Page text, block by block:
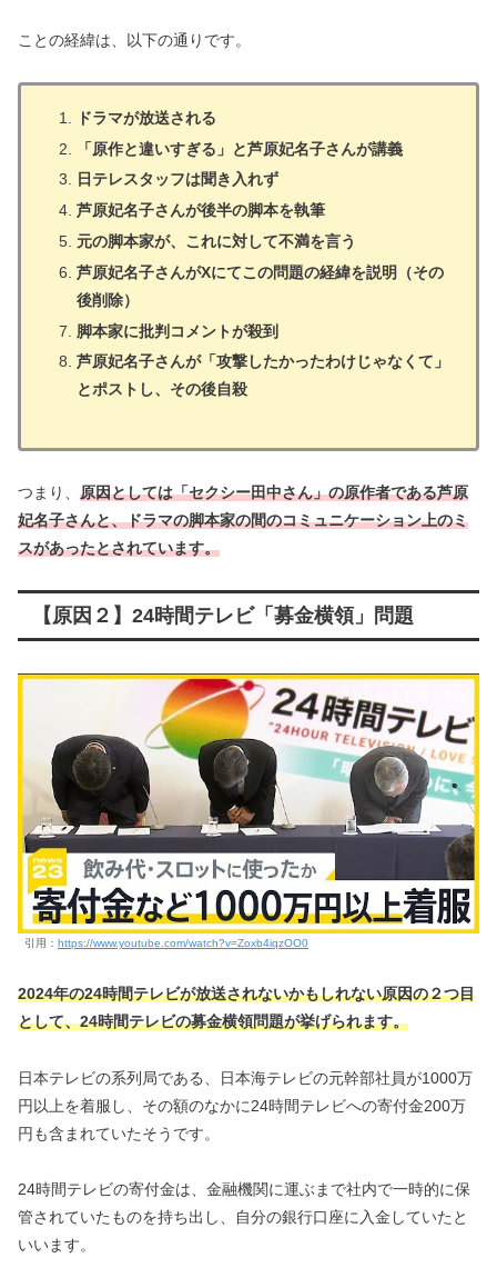
ことの経緯は、以下の通りです。
ドラマが放送される
「原作と違いすぎる」と芦原妃名子さんが講義
日テレスタッフは聞き入れず
芦原妃名子さんが後半の脚本を執筆
元の脚本家が、これに対して不満を言う
芦原妃名子さんがXにてこの問題の経緯を説明（その
後削除）
脚本家に批判コメントが殺到
芦原妃名子さんが「攻撃したかったわけじゃなくて」
とポストし、その後自殺
つまり、 原因としては「セクシー田中さん」の原作者である芦原
妃名子さんと、ドラマの脚本家の間のコミュニケーション上のミ
スがあったとされています。
【原因２】24時間テレビ「募金横領」問題
引用： https://www.youtube.com/watch?v=Zoxb4iqzOO0
2024年の24時間テレビが放送されないかもしれない原因の２つ目
として、24時間テレビの募金横領問題が挙げられます。
日本テレビの系列局である、日本海テレビの元幹部社員が1000万
円以上を着服し、その額のなかに24時間テレビへの寄付金200万
円も含まれていたそうです。
24時間テレビの寄付金は、金融機関に運ぶまで社内で一時的に保
管されていたものを持ち出し、自分の銀行口座に入金していたと
いいます。